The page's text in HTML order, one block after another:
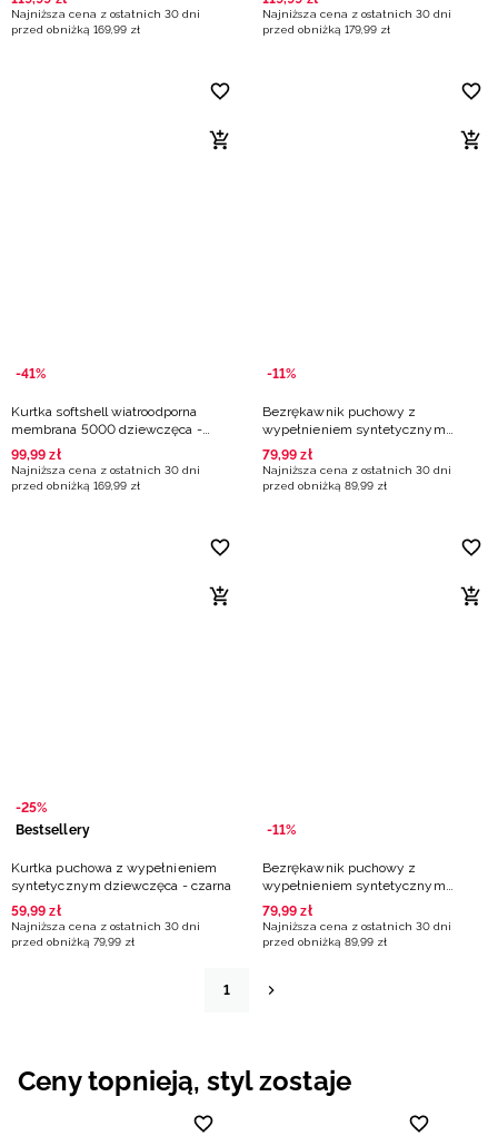
Najniższa cena z ostatnich 30 dni
przed obniżką 169,99 zł
Najniższa cena z ostatnich 30 dni
przed obniżką 179,99 zł
-41%
Kurtka softshell wiatroodporna
membrana 5000 dziewczęca -
multikolor
99,99 zł
Najniższa cena z ostatnich 30 dni
przed obniżką 169,99 zł
-11%
Bezrękawnik puchowy z
wypełnieniem syntetycznym
dziewczęcy - biały
79,99 zł
Najniższa cena z ostatnich 30 dni
przed obniżką 89,99 zł
-25%
Bestsellery
Kurtka puchowa z wypełnieniem
syntetycznym dziewczęca - czarna
59,99 zł
Najniższa cena z ostatnich 30 dni
przed obniżką 79,99 zł
-11%
Bezrękawnik puchowy z
wypełnieniem syntetycznym
dziewczęcy - biały
79,99 zł
Najniższa cena z ostatnich 30 dni
przed obniżką 89,99 zł
1
Ceny topnieją, styl zostaje